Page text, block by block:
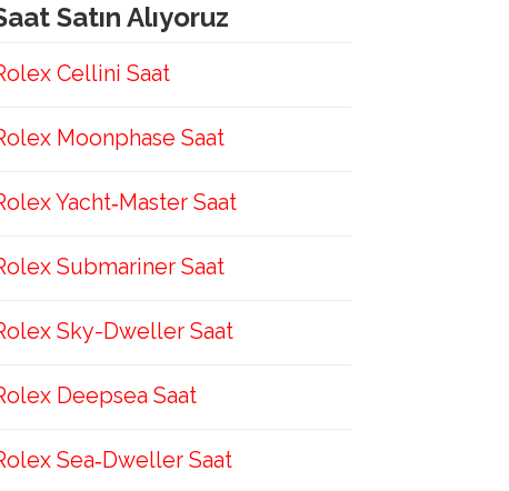
Satın Alıyoruz
Cellini Saat
Moonphase Saat
Yacht‑Master Saat
Submariner Saat
Sky-Dweller Saat
Deepsea Saat
Sea‑Dweller Saat